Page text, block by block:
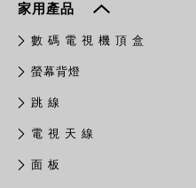
家用產品
數 碼 電 視 機 頂 盒
螢幕背燈
跳 線
電 視 天 線
面 板